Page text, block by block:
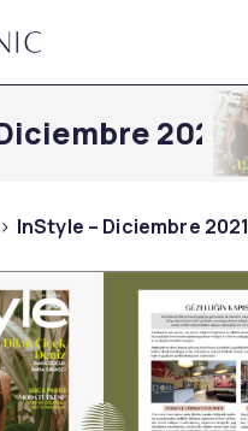
2021
InStyle – Diciembre 2021